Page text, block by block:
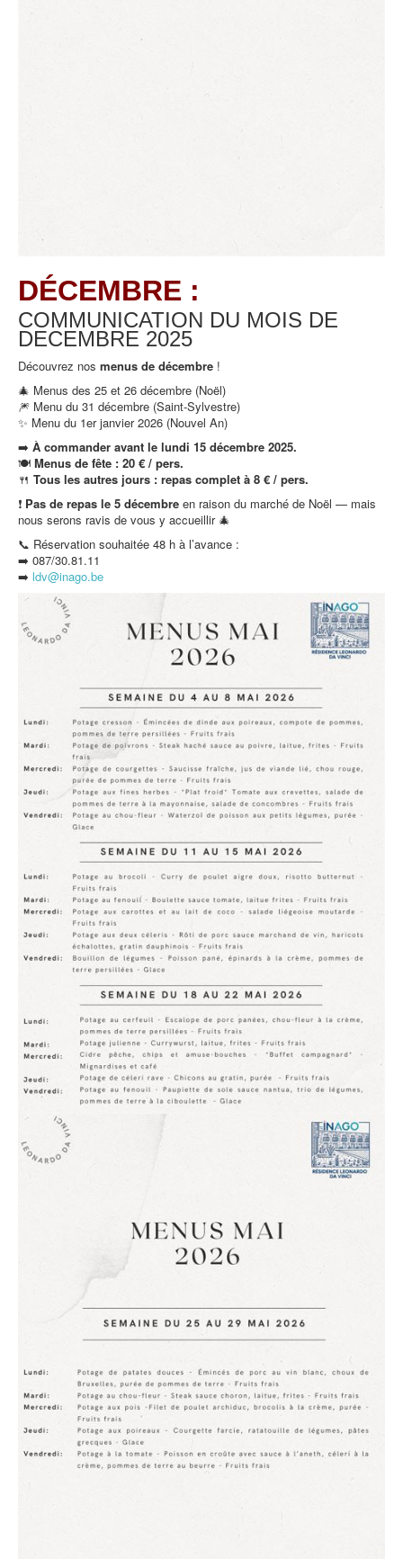
DÉCEMBRE :
COMMUNICATION DU MOIS DE
DECEMBRE 2025
Découvrez nos menus de décembre !
🎄 Menus des 25 et 26 décembre (Noël)
🎆 Menu du 31 décembre (Saint-Sylvestre)
✨ Menu du 1er janvier 2026 (Nouvel An)
➡️ À commander avant le lundi 15 décembre 2025.
🍽️ Menus de fête : 20 € / pers.
🍴 Tous les autres jours : repas complet à 8 € / pers.
❗ Pas de repas le 5 décembre en raison du marché de Noël — mais
nous serons ravis de vous y accueillir 🎄
📞 Réservation souhaitée 48 h à l’avance :
➡️ 087/30.81.11
➡️ ldv@inago.be